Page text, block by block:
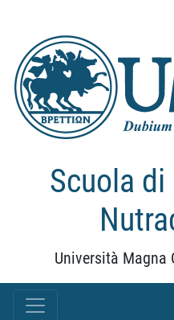
Scuola di
Università Magna